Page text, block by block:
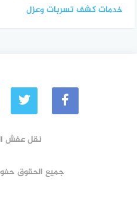
خدمات كشف تسربات وعزل
نقل عفش
جميع الحقوق